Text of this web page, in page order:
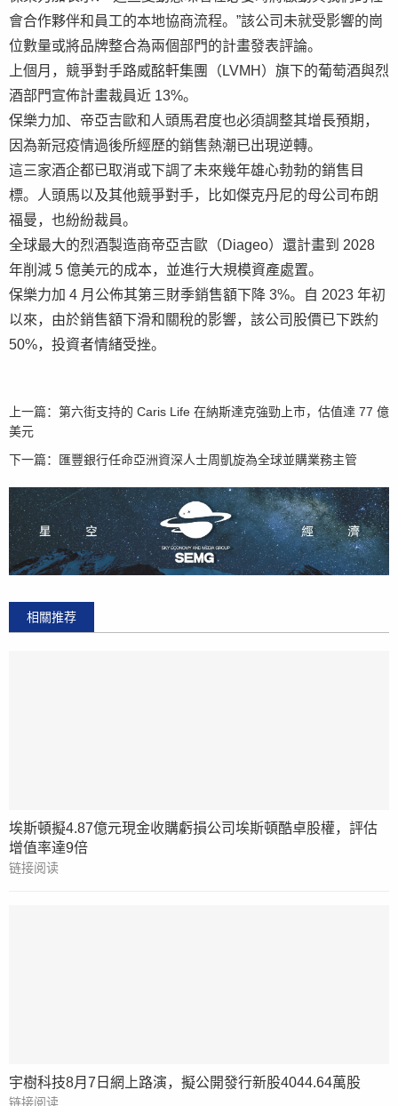
會合作夥伴和員工的本地協商流程。”該公司未就受影響的崗
位數量或將品牌整合為兩個部門的計畫發表評論。
上個月，競爭對手路威酩軒集團（LVMH）旗下的葡萄酒與烈
酒部門宣佈計畫裁員近 13%。
保樂力加、帝亞吉歐和人頭馬君度也必須調整其增長預期，
因為新冠疫情過後所經歷的銷售熱潮已出現逆轉。
這三家酒企都已取消或下調了未來幾年雄心勃勃的銷售目
標。人頭馬以及其他競爭對手，比如傑克丹尼的母公司布朗
福曼，也紛紛裁員。
全球最大的烈酒製造商帝亞吉歐（Diageo）還計畫到 2028
年削減 5 億美元的成本，並進行大規模資產處置。
保樂力加 4 月公佈其第三財季銷售額下降 3%。自 2023 年初
以來，由於銷售額下滑和關稅的影響，該公司股價已下跌約
50%，投資者情緒受挫。
上一篇： 第六街支持的 Caris Life 在納斯達克強勁上市，估值達 77 億
美元
下一篇：
匯豐銀行任命亞洲資深人士周凱旋為全球並購業務主管
相關推荐
埃斯頓擬4.87億元現金收購虧損公司埃斯頓酷卓股權，評估
增值率達9倍
链接阅读
宇樹科技8月7日網上路演，擬公開發行新股4044.64萬股
链接阅读